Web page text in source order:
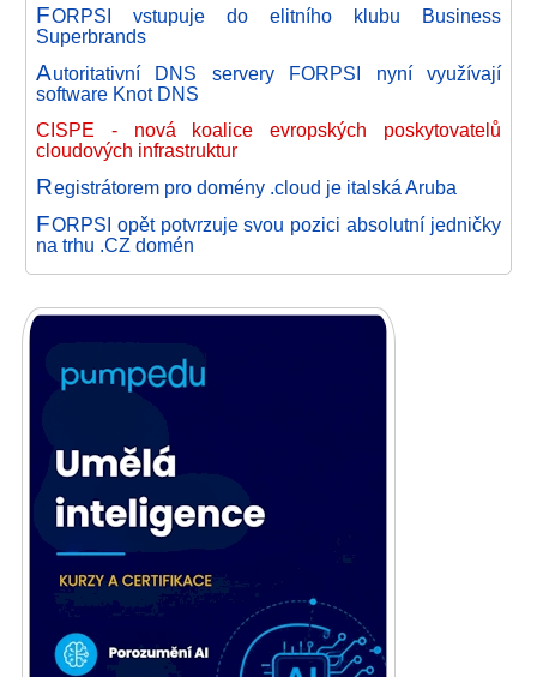
FORPSI vstupuje do elitního klubu Business
Superbrands
Autoritativní DNS servery FORPSI nyní využívají
software Knot DNS
CISPE - nová koalice evropských poskytovatelů
cloudových infrastruktur
Registrátorem pro domény .cloud je italská Aruba
FORPSI opět potvrzuje svou pozici absolutní jedničky
na trhu .CZ domén